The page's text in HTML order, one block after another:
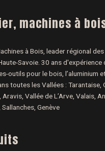
machines à
à Bois, leader régional
Savoie. 30 ans
outils pour le bois, l’aluminium
toutes les Vallées : Tarantaise,
Aravis, Vallée de L’Arve, Valais,
Genève